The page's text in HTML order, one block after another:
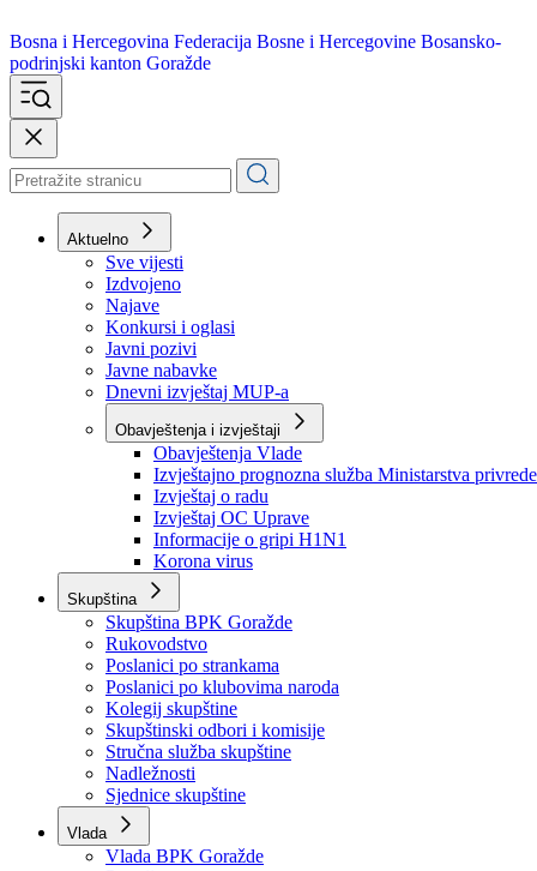
Bosna i Hercegovina
podrinjski kanton Goražde
Aktuelno
Sve vijesti
Izdvojeno
Najave
Konkursi i oglasi
Javni pozivi
Javne nabavke
Dnevni izvještaj MUP-a
Obavještenja i izvještaji
Obavještenja Vlade
Izvještajno prognozna služba Ministarstva privrede
Izvještaj o radu
Izvještaj OC Uprave
Informacije o gripi H1N1
Korona virus
Skupština
Skupština BPK Goražde
Rukovodstvo
Poslanici po strankama
Poslanici po klubovima naroda
Kolegij skupštine
Skupštinski odbori i komisije
Stručna služba skupštine
Nadležnosti
Sjednice skupštine